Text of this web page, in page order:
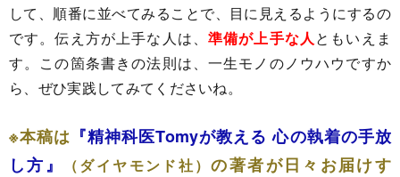
して、順番に並べてみることで、目に見えるようにするの
です。伝え方が上手な人は、 準備が上手な人ともいえま
す。この箇条書きの法則は、一生モノのノウハウですか
ら、ぜひ実践してみてくださいね。
※本稿は 『精神科医Tomyが教える 心の執着の手放
し方』
（ダイヤモンド社）の著者が日々お届けす